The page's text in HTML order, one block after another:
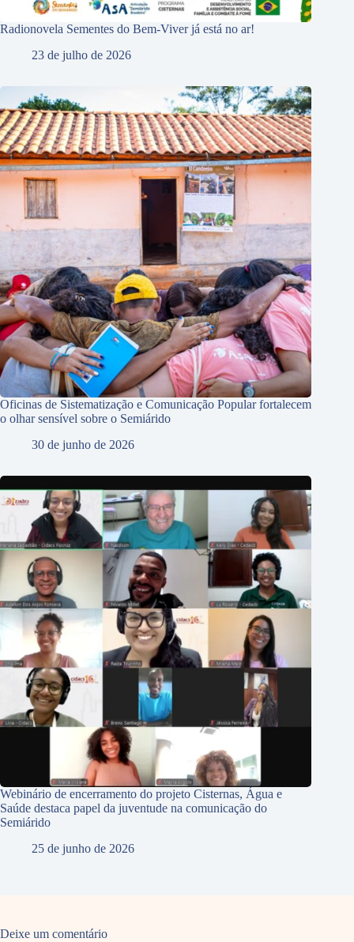
Radionovela Sementes do Bem-Viver já está no ar!
23 de julho de 2026
Oficinas de Sistematização e Comunicação Popular fortalecem
o olhar sensível sobre o Semiárido
30 de junho de 2026
Webinário de encerramento do projeto Cisternas, Água e
Saúde destaca papel da juventude na comunicação do
Semiárido
25 de junho de 2026
Deixe um comentário